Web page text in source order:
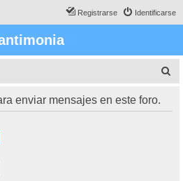
Identificarse
Registrarse
enviar mensajes en este foro.